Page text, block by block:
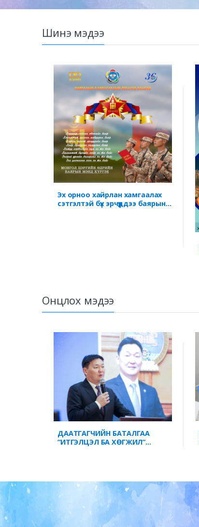
Шинэ мэдээ
Эх орноо хайрлан хамгаалах
сэтгэлтэй бүх эрчүүддээ баярын
Онцлох мэдээ
ДААТГАГЧИЙН БАТАЛГАА
“ИТГЭЛЦЭЛ БА ХӨГЖИЛ”